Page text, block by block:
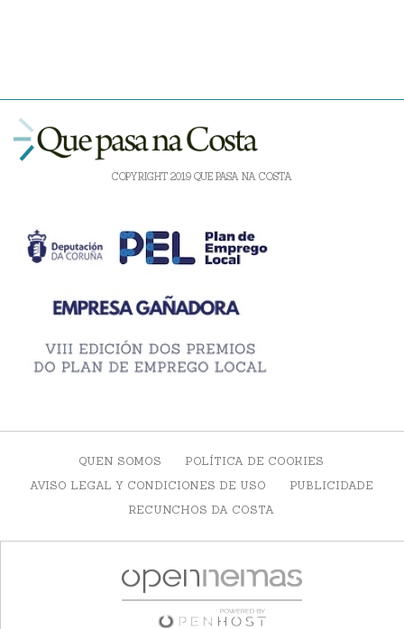
COPYRIGHT 2019 QUE PASA NA COSTA
QUEN SOMOS
POLÍTICA DE COOKIES
AVISO LEGAL Y CONDICIONES DE USO
PUBLICIDADE
RECUNCHOS DA COSTA